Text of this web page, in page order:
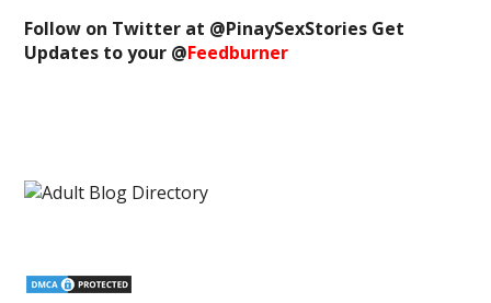
Follow on Twitter at @PinaySexStories Get
Updates to your @Feedburner